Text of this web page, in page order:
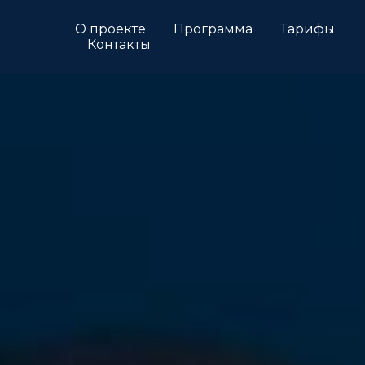
О проекте Программа
Тарифы
Контакты